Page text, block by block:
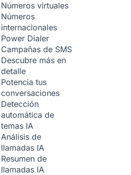
Números virtuales
Números
internacionales
Power Dialer
Campañas de SMS
Descubre más en
detalle
Potencia tus
conversaciones
Detección
automática de
temas IA
Análisis de
llamadas IA
Resumen de
llamadas IA